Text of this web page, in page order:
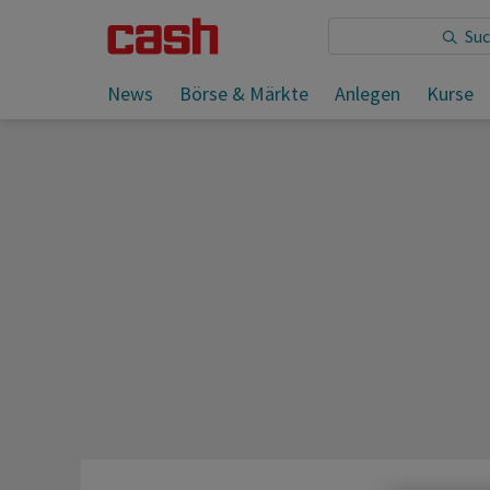
News Börse & Märkte Anlegen Kurse
Sie lesen: